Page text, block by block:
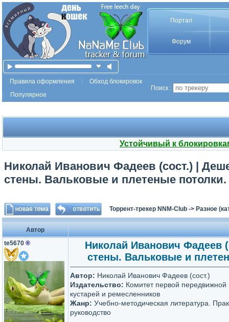
Портал
Форум
Правила оформления
Обход блокировок
Популярное
Поиск :
Устойчивый к
Николай Иванович Фадеев (сост.) |
стены. Вальковые и плетеные
Торрент-трекер NNM-Club -> Разное
Автор
te5670 ®
Николай Иванович Фадеев
стены. Вальковые и
Автор: Николай Иванович Фадеев (сост.)
Издательство: Комитет первой передвижной
кустарей и ремесленников
Жанр: Учебно-методическая литература.
руководство